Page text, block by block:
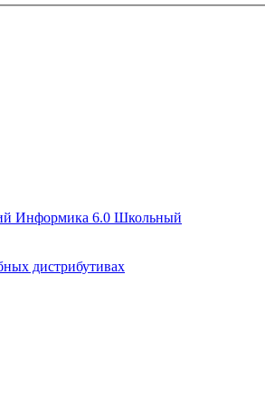
Информика 6.0 Школьный
дистрибутивах